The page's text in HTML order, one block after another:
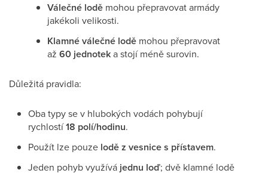
Válečné lodě mohou přepravovat armády
jakékoli velikosti.
Klamné válečné lodě mohou přepravovat
až 60 jednoteka stojí méně surovin.
Důležitá pravidla:
Oba typy se v hlubokých vodách pohybují
rychlostí18 polí/hodinu.
Použít lze pouze lodě z vesnice s přístavem.
Jeden pohyb využívá jednu loď; dvě klamné lodě